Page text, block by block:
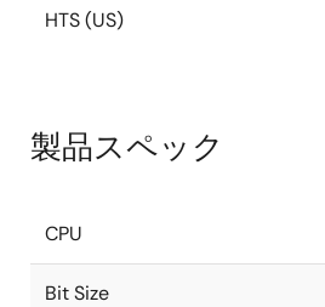
HTS (US)
製品スペック
CPU
Bit Size